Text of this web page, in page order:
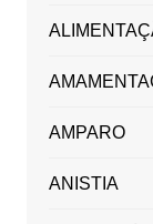
AMPARO
ANISTIA